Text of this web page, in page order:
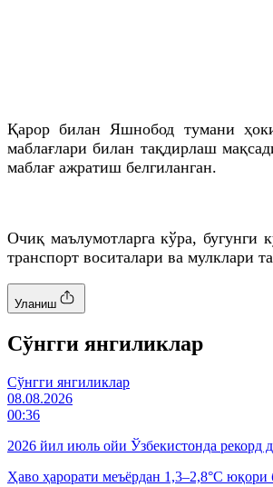
Қарор билан Яшнобод тумани
маблағлари билан тақдирлаш
маблағ ажратиш белгиланган.
Очиқ маълумотларга кўра,
транспорт воситалари ва мулклари
Уланиш
Cўнгги янгиликлар
Cўнгги янгиликлар
08.08.2026
00:36
2026 йил июль ойи Ўзбекистонда рекорд
Ҳаво ҳарорати меъёрдан 1,3–2,8°C юқори